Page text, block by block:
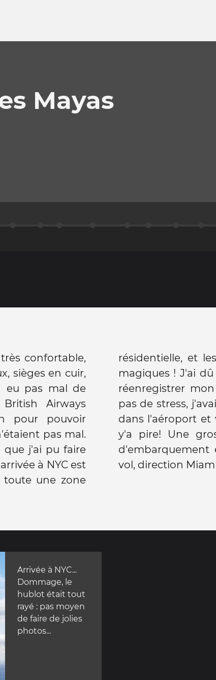
Mayas
confortable,
sièges en cuir,
eu pas mal de
Airways
pour pouvoir
pas mal.
que j'ai pu faire
à NYC est
toute une zone
l'automne sont
l'aéroport pour
bon vol mais
puis se balader
de NYC,
en salle
pour un petit
vol, direction
Arrivée à NYC...
Dommage, le
hublot était tout
rayé : pas moyen
de faire de jolies
photos...